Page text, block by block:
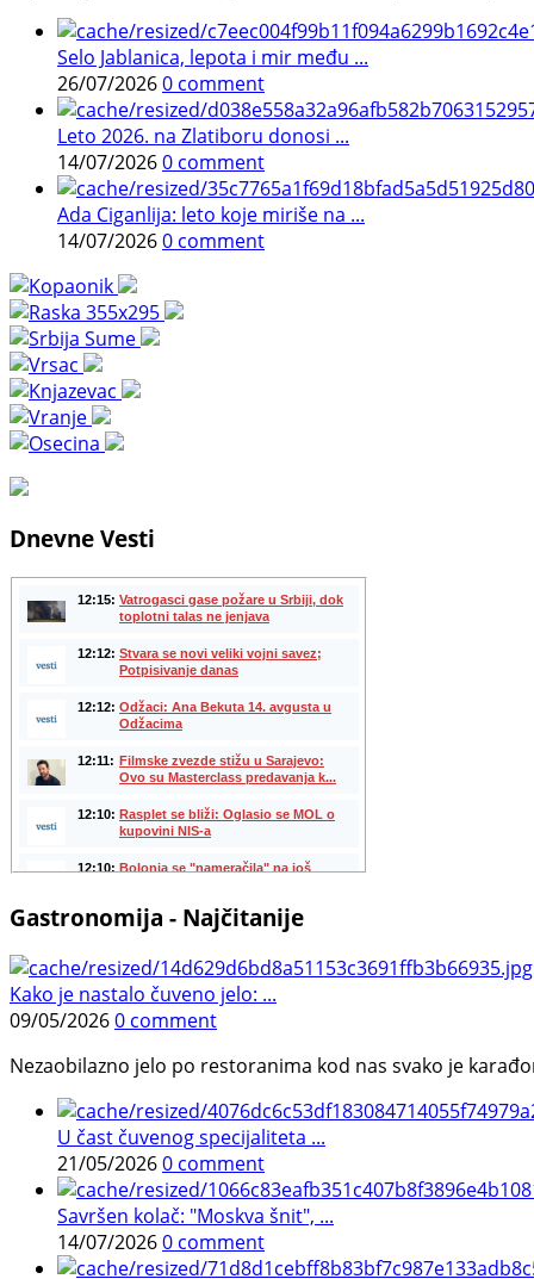
Selo Jablanica, lepota i mir među ...
26/07/20260 comment
Leto 2026. na Zlatiboru donosi ...
14/07/20260 comment
Ada Ciganlija: leto koje miriše na ...
14/07/20260 comment
Dnevne Vesti
Gastronomija - Najčitanije
Kako je nastalo čuveno jelo: ...
09/05/20260 comment
Nezaobilazno jelo po restoranima kod nas svako je
U čast čuvenog specijaliteta ...
21/05/20260 comment
Savršen kolač: "Moskva šnit", ...
14/07/20260 comment